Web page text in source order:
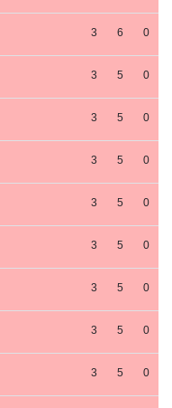
3 6 0
3 5 0
3 5 0
3 5 0
3 5 0
3 5 0
3 5 0
3 5 0
3 5 0